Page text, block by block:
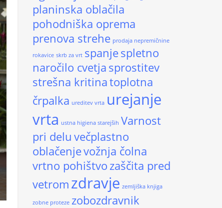
planinska oblačila
pohodniška oprema
prenova strehe prodaja nepremičnine
rokavice skrb za vrt spanjespletno
naročilo cvetja sprostitev
strešna kritinatoplotna
črpalka ureditev vrta urejanje
vrta ustna higiena starejših Varnost
pri delu večplastno
oblačenjevožnja čolna
vrtno pohištvo zaščita pred
vetrom zdravje zemljiška knjiga
zobne proteze zobozdravnik